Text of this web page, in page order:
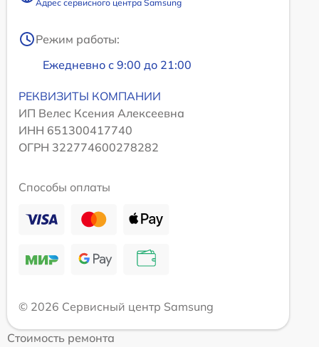
Адрес сервисного центра Samsung
Режим работы:
Ежедневно с 9:00 до 21:00
РЕКВИЗИТЫ КОМПАНИИ
ИП Велес Ксения Алексеевна
ИНН 651300417740
ОГРН 322774600278282
Способы оплаты
© 2026 Сервисный центр Samsung
Стоимость ремонта